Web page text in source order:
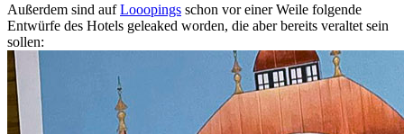
Außerdem sind aufLooopings schon vor einer Weile folgende
Entwürfe des Hotels geleaked worden, die aber bereits veraltet sein
sollen: